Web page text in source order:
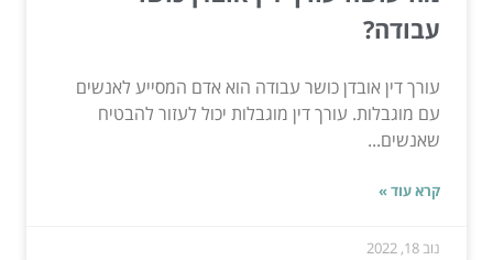
עבודה?
עורך דין אובדן כושר עבודה הוא אדם המסייע לאנשים
עם מוגבלות. עורך דין מוגבלות יכול לעזור להבטיח
שאנשים...
קרא עוד »
נוב 18, 2022